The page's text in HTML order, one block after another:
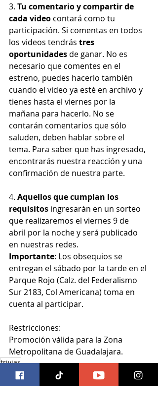
3. Tu comentario y compartir de
cada video contará como tu
participación. Si comentas en todos
los videos tendrás tres
oportunidades de ganar. No es
necesario que comentes en el
estreno, puedes hacerlo también
cuando el video ya esté en archivo y
tienes hasta el viernes por la
mañana para hacerlo. No se
contarán comentarios que sólo
saluden, deben hablar sobre el
tema. Para saber que has ingresado,
encontrarás nuestra reacción y una
confirmación de nuestra parte.
4. Aquellos que cumplan los
requisitos ingresarán en un sorteo
que realizaremos el viernes 9 de
abril por la noche y será publicado
en nuestras redes.
Importante: Los obsequios se
entregan el sábado por la tarde en el
Parque Rojo (Calz. del Federalismo
Sur 2183, Col Americana) toma en
cuenta al participar.
Restricciones:
Promoción válida para la Zona
Metropolitana de Guadalajara.
trivias
Trivias